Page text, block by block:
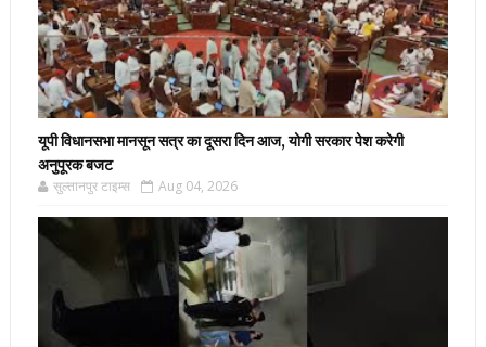
यूपी विधानसभा मानसून सत्र का दूसरा दिन आज, योगी सरकार पेश करेगी
अनुपूरक बजट
सुल्तानपुर टाइम्स Aug 04, 2026